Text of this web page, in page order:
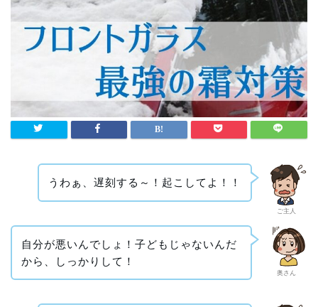
ご主人
うわぁ、遅刻する～！起こしてよ！！
奥さん
自分が悪いんでしょ！子どもじゃないんだ
から、しっかりして！